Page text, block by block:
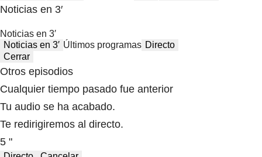
Noticias en 3′
Noticias en 3′
Noticias en 3′ Últimos programas Directo
Cerrar
Otros episodios
Cualquier tiempo pasado fue anterior
Tu audio se ha acabado.
Te redirigiremos al directo.
5 "